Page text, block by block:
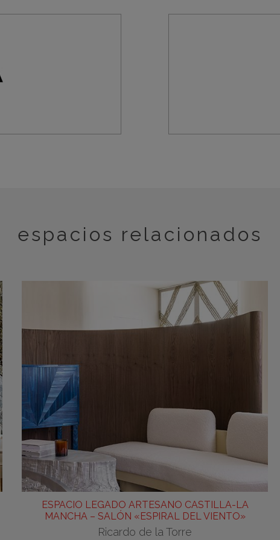
espacios relacionados
ESPACIO LEGADO ARTESANO CASTILLA-LA
MANCHA – SALÓN «ESPIRAL DEL VIENTO»
Ricardo de la Torre